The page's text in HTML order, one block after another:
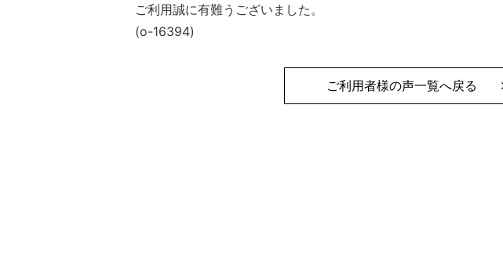
ご利用誠に有難うございました。
(o-16394)
ご利用者様の声一覧へ戻る